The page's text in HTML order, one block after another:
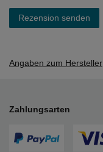
Rezension senden
Angaben zum Hersteller
Zahlungsarten